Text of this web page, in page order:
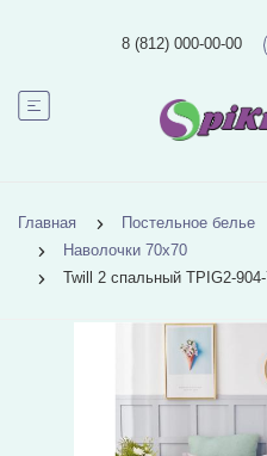
8 (812) 000-00-00
Главная Постельное белье
Наволочки 70х70
Twill 2 спальный TPIG2-